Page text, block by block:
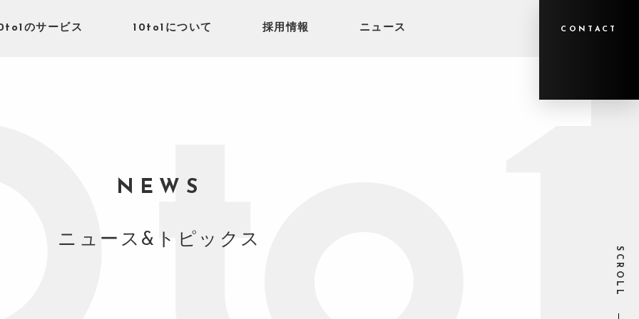
のサービス 10to1について 採用情報 ニュース CONTACT
NEWS
ニュース&トピックス
SCROLL